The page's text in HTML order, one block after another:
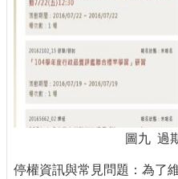
圖九 過
停權資訊與常見問題：為了